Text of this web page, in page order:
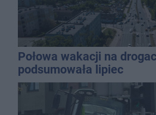
Połowa wakacji na
podsumowała lipiec